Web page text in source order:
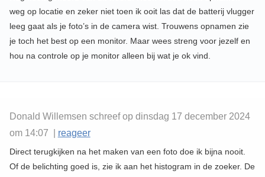
weg op locatie en zeker niet toen ik ooit las dat de batterij vlugger
leeg gaat als je foto’s in de camera wist. Trouwens opnamen zie
je toch het best op een monitor. Maar wees streng voor jezelf en
hou na controle op je monitor alleen bij wat je ok vind.
Donald Willemsen schreef op dinsdag 17 december 2024
om 14:07 | reageer
Direct terugkijken na het maken van een foto doe ik bijna nooit.
Of de belichting goed is, zie ik aan het histogram in de zoeker. De